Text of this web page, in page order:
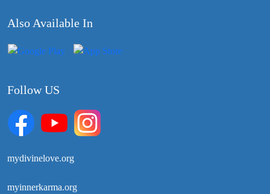
Also Available In
Follow US
mydivinelove.org
myinnerkarma.org